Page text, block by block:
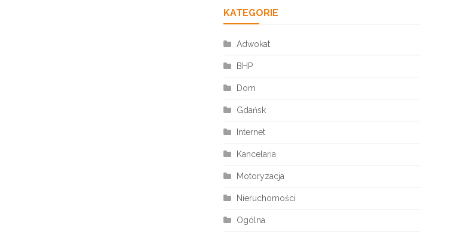
KATEGORIE
Adwokat
BHP
Dom
Gdańsk
Internet
Kancelaria
Motoryzacja
Nieruchomości
Ogólna